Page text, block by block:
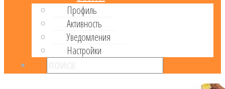
Профиль
Активность
Уведомления
Настройки